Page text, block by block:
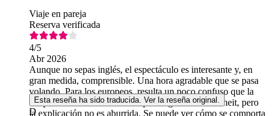
Viaje en pareja
Reserva verificada
4/5
Abr 2026
Aunque no sepas inglés, el espectáculo es interesante y, en
gran medida, comprensible. Una hora agradable que se pasa
volando. Para los europeos, resulta un poco confuso que la
temperatura de la lava se indique en grados Fahrenheit, pero
la explicación no es aburrida. Se puede ver cómo se comporta
Esta reseña ha sido traducida. Ver la reseña original.
D